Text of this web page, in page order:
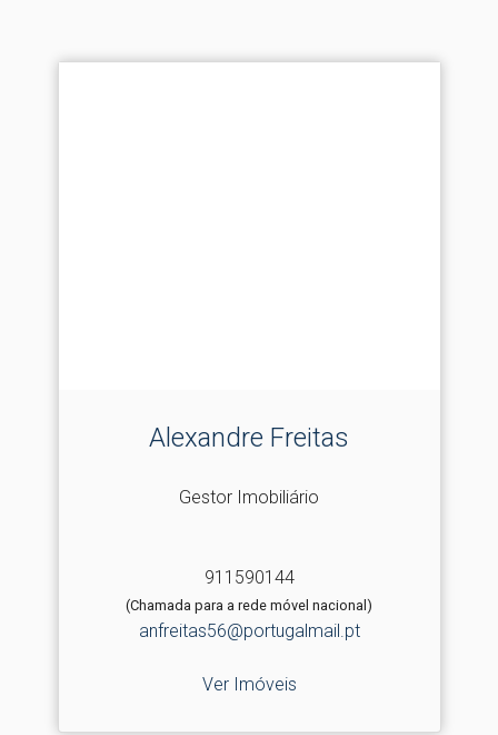
Alexandre Freitas
Gestor Imobiliário
911590144
(Chamada para a rede móvel nacional)
anfreitas56@portugalmail.pt
Ver Imóveis